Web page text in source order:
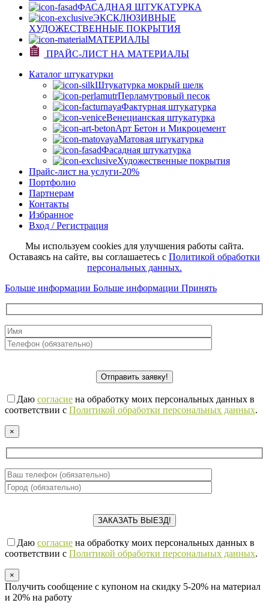
ФАСАДНАЯ ШТУКАТУРКА
ЭКСКЛЮЗИВНЫЕ
ХУДОЖЕСТВЕННЫЕ ПОКРЫТИЯ
МАТЕРИАЛЫ
ПРАЙС-ЛИСТ НА МАТЕРИАЛЫ
Каталог штукатурки
Штукатурка мокрый шелк
Перламутровый песок
Фактурная штукатурка
Венецианская штукатурка
Арт Бетон и Микроцемент
Матовая штукатурка
Фасадная штукатурка
Художественные покрытия
Прайс-лист на услуги-20%
Портфолио
Партнерам
Контакты
Избранное
Вход / Регистрация
Мы используем cookies для улучшения работы сайта.
Оставаясь на сайте, вы соглашаетесь с Политикой обработки
персональных данных.
Больше информации Больше информации Принять
Даю согласие на обработку моих персональных данных в
соответствии с Политикой обработки персональных данных.
×
Даю согласие на обработку моих персональных данных в
соответствии с Политикой обработки персональных данных.
×
Получить сообщение с купоном на скидку 5-20% на материал
и 20% на работу